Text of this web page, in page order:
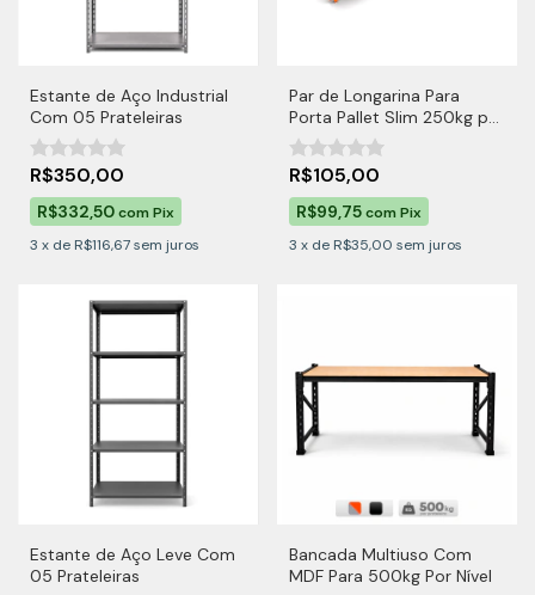
Estante de Aço Industrial
Com 05 Prateleiras
R$350,00
R$332,50comPix
3 x de R$116,67sem juros
Par de Longarina Para
Porta Pallet Slim 250kg por
Nível
R$105,00
R$99,75com Pix
3 x de R$35,00 sem juros
Estante de Aço Leve Com
05 Prateleiras
Bancada Multiuso Com
MDF Para 500kg Por Nível